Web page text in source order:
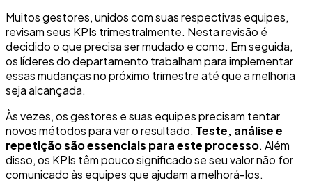
Muitos gestores, unidos com suas respectivas equipes,
revisam seus KPIs trimestralmente. Nesta revisão é
decidido o que precisa ser mudado e como. Em seguida,
os líderes do departamento trabalham para implementar
essas mudanças no próximo trimestre até que a melhoria
seja alcançada.
Às vezes, os gestores e suas equipes precisam tentar
novos métodos para ver o resultado. Teste, análise e
repetição são essenciais para este processo. Além
disso, os KPIs têm pouco significado se seu valor não for
comunicado às equipes que ajudam a melhorá-los.